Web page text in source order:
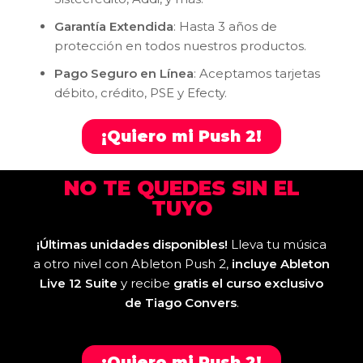
Garantía Extendida: Hasta 3 años de
protección en todos nuestros productos.
Pago Seguro en Línea: Aceptamos tarjetas
débito, crédito, PSE y Efecty.
¡Quiero mi Push 2!
NO TE QUEDES SIN EL
TUYO
¡Últimas unidades disponibles! Lleva tu música
a otro nivel con Ableton Push 2, incluye Ableton
Live 12 Suite y recibe gratis el curso exclusivo
de Tiago Convers.